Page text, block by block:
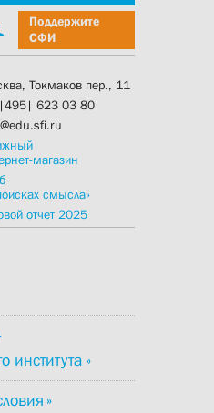
Поддержите
СФИ
Токмаков пер., 11
623 03 80
магазин
смысла»
отчет 2025
института